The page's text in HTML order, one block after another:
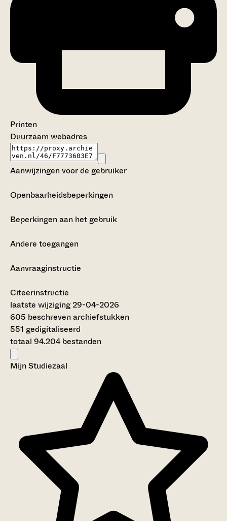
Printen
Duurzaam webadres
Aanwijzingen voor de gebruiker
Openbaarheidsbeperkingen
Beperkingen aan het gebruik
Andere toegangen
Aanvraaginstructie
Citeerinstructie
laatste wijziging 29-04-2026
605 beschreven archiefstukken
551 gedigitaliseerd
totaal 94.204 bestanden
Mijn Studiezaal